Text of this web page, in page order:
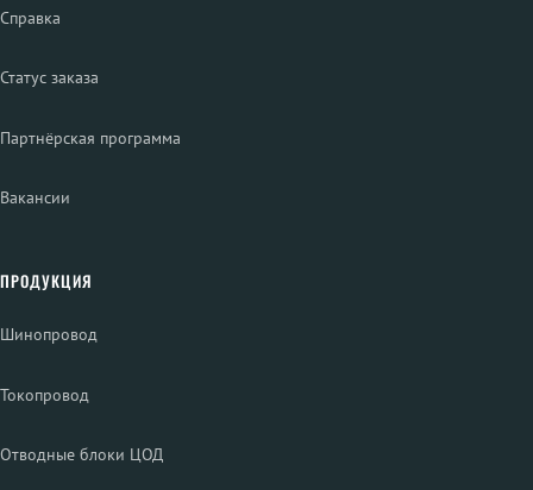
Справка
Статус заказа
Партнёрская программа
Вакансии
ПРОДУКЦИЯ
Шинопровод
Токопровод
Отводные блоки ЦОД